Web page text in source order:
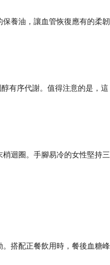
養油，讓血管恢復應有的柔韌
有序代謝。值得注意的是，這
迴圈。手腳易冷的女性堅持三
搭配正餐飲用時，餐後血糖峰